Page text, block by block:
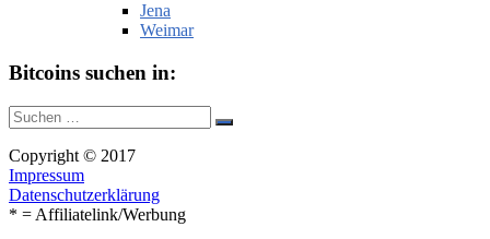
Jena
Weimar
Bitcoins suchen in:
Suche
nach:
Suchen
Copyright © 2017
Impressum
Datenschutzerklärung
* = Affiliatelink/Werbung